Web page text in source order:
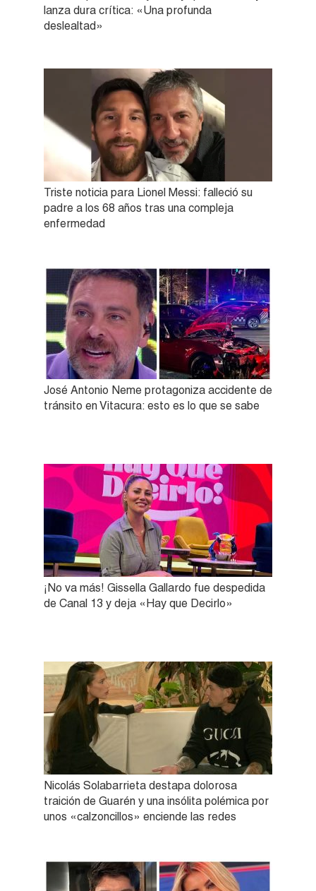
lanza dura crítica: «Una profunda
deslealtad»
Triste noticia para Lionel Messi: falleció su
padre a los 68 años tras una compleja
enfermedad
José Antonio Neme protagoniza accidente de
tránsito en Vitacura: esto es lo que se sabe
¡No va más! Gissella Gallardo fue despedida
de Canal 13 y deja «Hay que Decirlo»
Nicolás Solabarrieta destapa dolorosa
traición de Guarén y una insólita polémica por
unos «calzoncillos» enciende las redes